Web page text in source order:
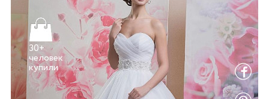
30+
человек
купили